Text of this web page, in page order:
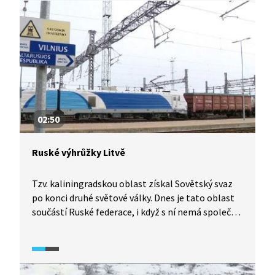
02:50
Ruské výhrůžky Litvě
Tzv. kaliningradskou oblast získal Sovětský svaz
po konci druhé světové války. Dnes je tato oblast
součástí Ruské federace, i když s ní nemá společné
V důsledku zostřených protiruských sankcí zemí
Evropské unie však není železniční doprava přes